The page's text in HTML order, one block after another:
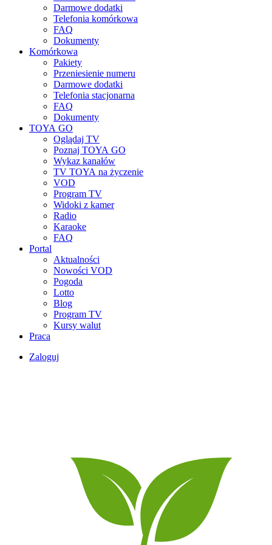
Darmowe dodatki
Telefonia komórkowa
FAQ
Dokumenty
Komórkowa
Pakiety
Przeniesienie numeru
Darmowe dodatki
Telefonia stacjonarna
FAQ
Dokumenty
TOYA GO
Oglądaj TV
Poznaj TOYA GO
Wykaz kanałów
TV TOYA na życzenie
VOD
Program TV
Widoki z kamer
Radio
Karaoke
FAQ
Portal
Aktualności
Nowości VOD
Pogoda
Lotto
Blog
Program TV
Kursy walut
Praca
Zaloguj